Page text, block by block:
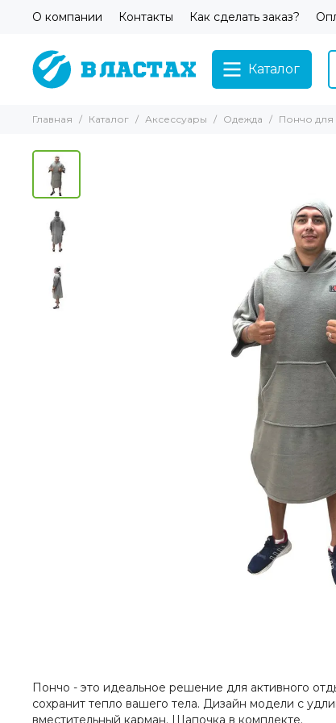
О компании Контакты Как сделать заказ?
Каталог
Главная Каталог Аксессуары Одежда Пончо для
Пончо - это идеальное решение для активного
сохранит тепло вашего тела. Дизайн модели с
вместительный карман. Шапочка в комплекте.